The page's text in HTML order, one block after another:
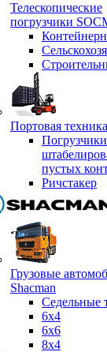
Телескопические
погрузчики
Портовая
пустых
Ричстакер
Грузовые
Shacman
Седельные
6х4
6x6
8x4